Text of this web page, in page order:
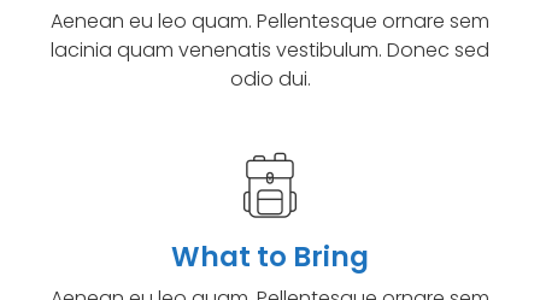
Aenean eu leo quam. Pellentesque ornare sem
lacinia quam venenatis vestibulum. Donec sed
odio dui.
What to Bring